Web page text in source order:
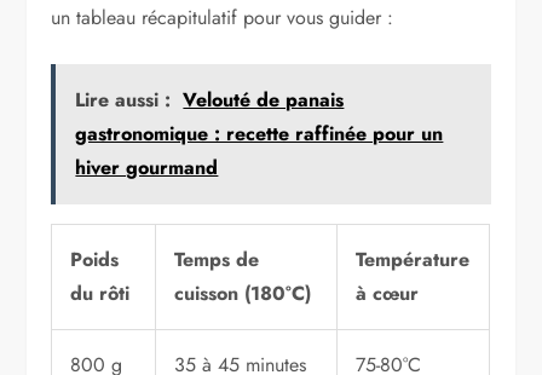
un tableau récapitulatif pour vous guider :
Lire aussi : Velouté de panais
gastronomique : recette raffinée pour un
hiver gourmand
Poids
du rôti
Temps de
cuisson (180°C)
Température
à cœur
800 g 35 à 45 minutes 75-80°C